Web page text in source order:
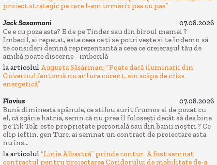
proiect strategic pe care l-am urmărit pas cu pas”
Jack Sasarmani
07.08.2026
Ce e cu poza asta? E de pe Tinder sau din biroul mamei ?
Imbecil, ai repetat, este ceea ce ți se potrivește și te îndemn să
te consideri demnă reprezentantă a ceea ce creierașul tău de
amibă poate discerne - imbecilă
la articolul Augusta Săsărman: “Poate dacă iluminații din
Guvernul fantomă nu ar fura curent, am scăpa de criza
energetică”
Flavius
07.08.2026
Bună dimineața spânule, ce stilou aurit frumos ai de pozat cu
el, că zgârie hatria, semn că nu prea îl foloseșți decât să dea bine
pe Tik Tok, este proprietate personală sau din banii noștri ? Ce
clip ieftin, gen Turc, ai semnat un contract de proiectare asta
nu îns...
la articolul “Linia Albastră” prinde contur. A fost semnat
contractul pentru proiectarea Coridorului de mobilitate de-a